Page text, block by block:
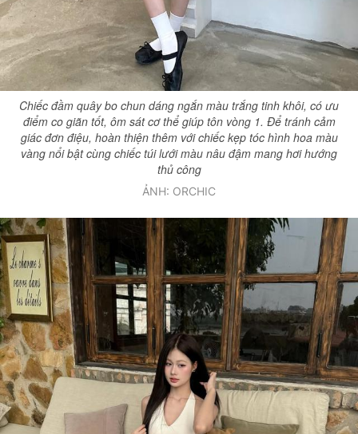
Chiếc đầm quây bo chun dáng ngắn màu trắng tinh khôi, có ưu
điểm co giãn tốt, ôm sát cơ thể giúp tôn vòng 1. Để tránh cảm
giác đơn điệu, hoàn thiện thêm với chiếc kẹp tóc hình hoa màu
vàng nổi bật cùng chiếc túi lưới màu nâu đậm mang hơi hướng
thủ công
ẢNH: ORCHIC